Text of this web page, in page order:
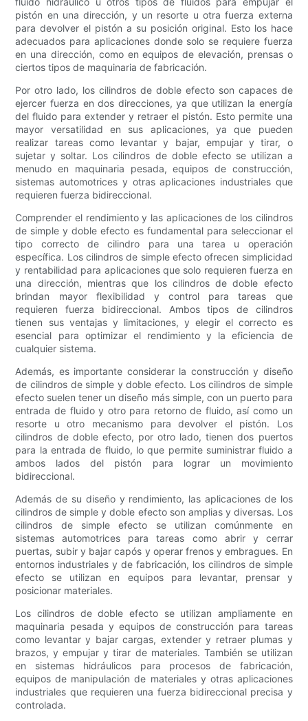
pistón en una dirección, y un resorte u otra fuerza externa
para devolver el pistón a su posición original. Esto los hace
adecuados para aplicaciones donde solo se requiere fuerza
en una dirección, como en equipos de elevación, prensas o
ciertos tipos de maquinaria de fabricación.
Por otro lado, los cilindros de doble efecto son capaces de
ejercer fuerza en dos direcciones, ya que utilizan la energía
del fluido para extender y retraer el pistón. Esto permite una
mayor versatilidad en sus aplicaciones, ya que pueden
realizar tareas como levantar y bajar, empujar y tirar, o
sujetar y soltar. Los cilindros de doble efecto se utilizan a
menudo en maquinaria pesada, equipos de construcción,
sistemas automotrices y otras aplicaciones industriales que
requieren fuerza bidireccional.
Comprender el rendimiento y las aplicaciones de los cilindros
de simple y doble efecto es fundamental para seleccionar el
tipo correcto de cilindro para una tarea u operación
específica. Los cilindros de simple efecto ofrecen simplicidad
y rentabilidad para aplicaciones que solo requieren fuerza en
una dirección, mientras que los cilindros de doble efecto
brindan mayor flexibilidad y control para tareas que
requieren fuerza bidireccional. Ambos tipos de cilindros
tienen sus ventajas y limitaciones, y elegir el correcto es
esencial para optimizar el rendimiento y la eficiencia de
cualquier sistema.
Además, es importante considerar la construcción y diseño
de cilindros de simple y doble efecto. Los cilindros de simple
efecto suelen tener un diseño más simple, con un puerto para
entrada de fluido y otro para retorno de fluido, así como un
resorte u otro mecanismo para devolver el pistón. Los
cilindros de doble efecto, por otro lado, tienen dos puertos
para la entrada de fluido, lo que permite suministrar fluido a
ambos lados del pistón para lograr un movimiento
bidireccional.
Además de su diseño y rendimiento, las aplicaciones de los
cilindros de simple y doble efecto son amplias y diversas. Los
cilindros de simple efecto se utilizan comúnmente en
sistemas automotrices para tareas como abrir y cerrar
puertas, subir y bajar capós y operar frenos y embragues. En
entornos industriales y de fabricación, los cilindros de simple
efecto se utilizan en equipos para levantar, prensar y
posicionar materiales.
Los cilindros de doble efecto se utilizan ampliamente en
maquinaria pesada y equipos de construcción para tareas
como levantar y bajar cargas, extender y retraer plumas y
brazos, y empujar y tirar de materiales. También se utilizan
en sistemas hidráulicos para procesos de fabricación,
equipos de manipulación de materiales y otras aplicaciones
industriales que requieren una fuerza bidireccional precisa y
controlada.